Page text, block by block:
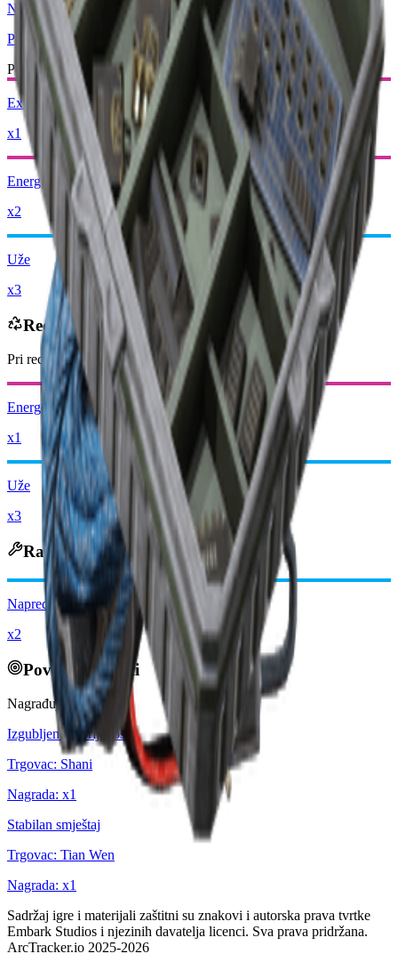
Nacrt Snap Hook
Potrebno
Potrebni materijali:
Exodus Moduli
x1
Energetska Šipka
x2
Uže
x3
Reciklira se u
Pri recikliranju dobivate -7500 manje Raider novčića
Energetska Šipka
x1
Uže
x3
Rastavlja se u
Napredne Električne Komponente
x2
Povezani zadaci
Nagrađuje:
Izgubljeno u prijenosu
Trgovac: Shani
Nagrada: x1
Stabilan smještaj
Trgovac: Tian Wen
Nagrada: x1
Sadržaj igre i materijali zaštitni su znakovi i autorska prava tvrtke
Embark Studios i njezinih davatelja licenci. Sva prava pridržana.
ArcTracker.io 2025-2026